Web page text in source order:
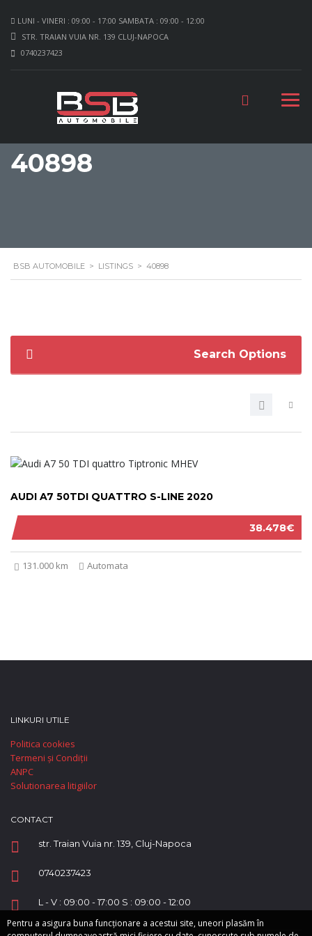
LUNI - VINERI : 09:00 - 17:00 SAMBATA : 09:00 - 12:00
STR. TRAIAN VUIA NR. 139 CLUJ-NAPOCA
0740237423
40898
BSB AUTOMOBILE > LISTINGS > 40898
Search Options
38.478€
AUDI A7 50TDI QUATTRO S-LINE 2020
131.000 km Automata
LINKURI UTILE
Politica cookies
Termeni și Condiții
ANPC
Solutionarea litigiilor
CONTACT
str. Traian Vuia nr. 139, Cluj-Napoca
0740237423
L - V : 09:00 - 17:00 S : 09:00 - 12:00
Pentru a asigura buna funcționare a acestui site, uneori plasăm în